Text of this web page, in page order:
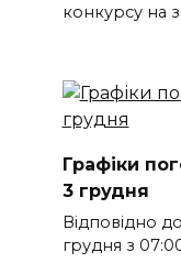
конкурсу на
Графіки
3 грудня
Відповідно
грудня з